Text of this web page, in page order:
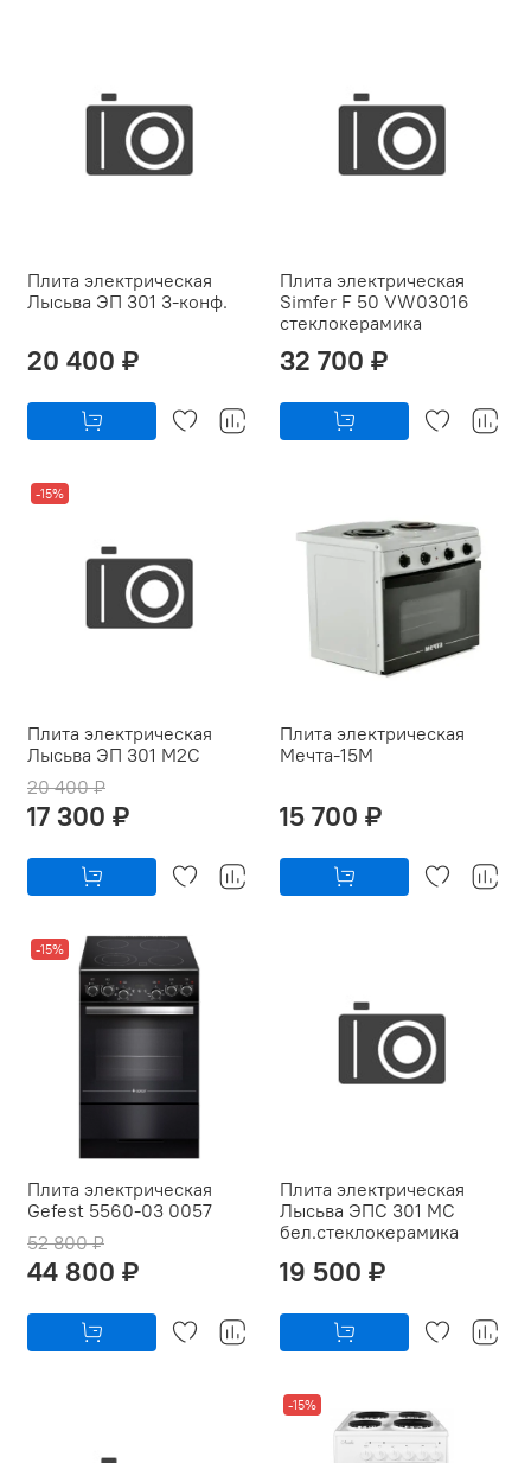
Плита электрическая
Лысьва ЭП 301 3-конф.
20 400 ₽
Плита электрическая
Simfer F 50 VW03016
стеклокерамика
32 700 ₽
-15%
Плита электрическая
Лысьва ЭП 301 М2С
20 400 ₽
17 300 ₽
Плита электрическая
Мечта-15М
15 700 ₽
-15%
Плита электрическая
Gefest 5560-03 0057
52 800 ₽
44 800 ₽
Плита электрическая
Лысьва ЭПС 301 МС
бел.стеклокерамика
19 500 ₽
-15%